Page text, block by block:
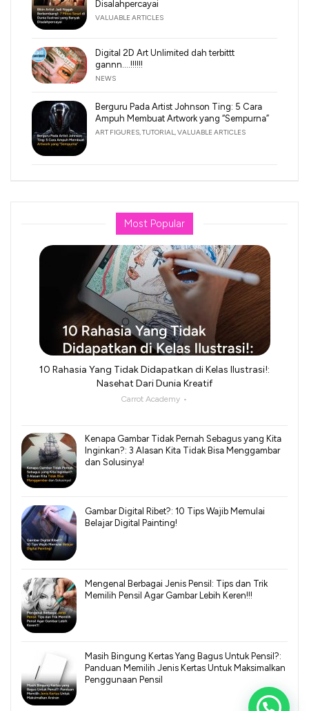
Disalahpercayai
VALUABLE ARTICLES
Digital 2D Art Unlimited dah terbittt
gannn….!!!!!!
NEWS
Berguru Pada Artist Johnson Ting: 5 Cara
Ampuh Membuat Artwork yang “Sempurna”
ART FIGURES,TUTORIAL,VALUABLE ARTICLES
Most Popular
10 Rahasia Yang Tidak Didapatkan di Kelas Ilustrasi!:
Nasehat Dari Dunia Kreatif
Carrot Academy
Kenapa Gambar Tidak Pernah Sebagus yang Kita
Inginkan?: 3 Alasan Kita Tidak Bisa Menggambar
dan Solusinya!
Gambar Digital Ribet?: 10 Tips Wajib Memulai
Belajar Digital Painting!
Mengenal Berbagai Jenis Pensil: Tips dan Trik
Memilih Pensil Agar Gambar Lebih Keren!!!
Masih Bingung Kertas Yang Bagus Untuk Pensil?:
Panduan Memilih Jenis Kertas Untuk Maksimalkan
Penggunaan Pensil